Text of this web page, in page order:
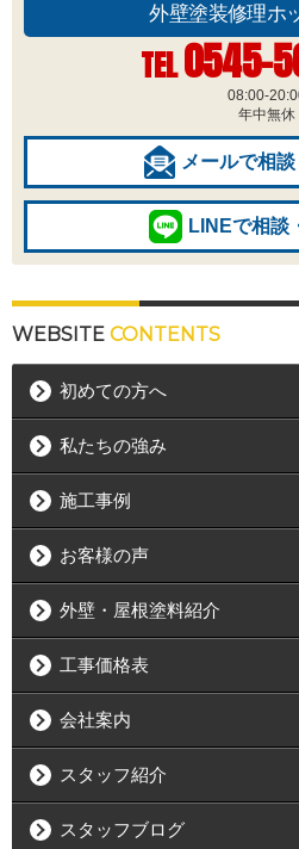
外壁塗装修理ホ
TEL0545-
08:00-
年中無休
メールで相
LINEで相談
WEBSITE CONTENTS
初めての方へ
私たちの強み
施工事例
お客様の声
外壁・屋根塗料紹介
工事価格表
会社案内
スタッフ紹介
スタッフブログ